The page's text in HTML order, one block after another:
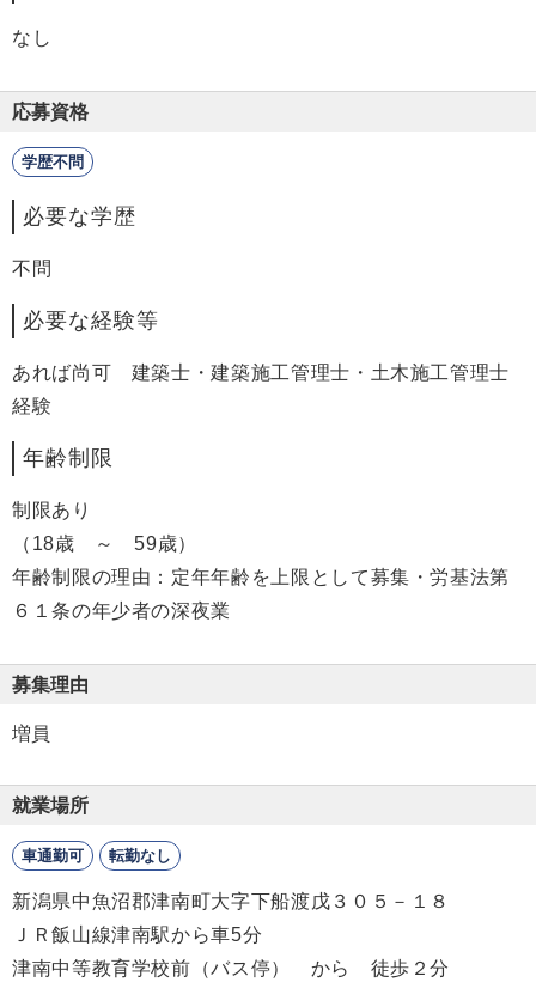
なし
応募資格
学歴不問
必要な学歴
不問
必要な経験等
あれば尚可 建築士・建築施工管理士・土木施工管理士
経験
年齢制限
制限あり
（18歳 ～ 59歳）
年齢制限の理由：定年年齢を上限として募集・労基法第
６１条の年少者の深夜業
募集理由
増員
就業場所
車通勤可 転勤なし
新潟県中魚沼郡津南町大字下船渡戊３０５－１８
ＪＲ飯山線津南駅から車5分
津南中等教育学校前（バス停） から 徒歩２分